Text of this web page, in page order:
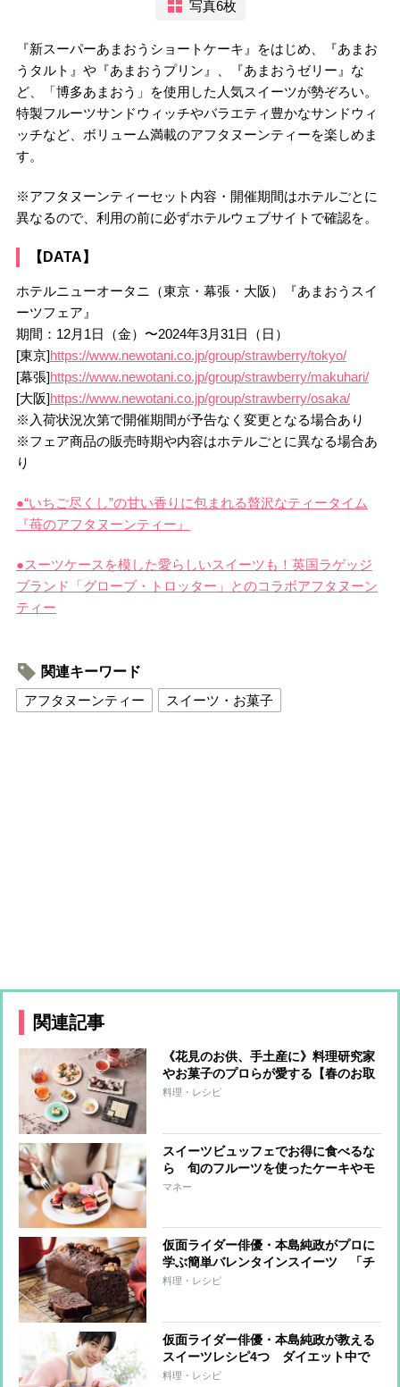
写真6枚
『新スーパーあまおうショートケーキ』をはじめ、『あまお
うタルト』や『あまおうプリン』、『あまおうゼリー』な
ど、「博多あまおう」を使用した人気スイーツが勢ぞろい。
特製フルーツサンドウィッチやバラエティ豊かなサンドウィ
ッチなど、ボリューム満載のアフタヌーンティーを楽しめま
す。
※アフタヌーンティーセット内容・開催期間はホテルごとに
異なるので、利用の前に必ずホテルウェブサイトで確認を。
【DATA】
ホテルニューオータニ（東京・幕張・大阪）『あまおうスイ
ーツフェア』
期間：12月1日（金）〜2024年3月31日（日）
[東京]https://www.newotani.co.jp/group/strawberry/tokyo/
[幕張]https://www.newotani.co.jp/group/strawberry/makuhari/
[大阪]https://www.newotani.co.jp/group/strawberry/osaka/
※入荷状況次第で開催期間が予告なく変更となる場合あり
※フェア商品の販売時期や内容はホテルごとに異なる場合あ
り
●“いちご尽くし”の甘い香りに包まれる贅沢なティータイム
『苺のアフタヌーンティー』
●スーツケースを模した愛らしいスイーツも！英国ラゲッジ
ブランド「グローブ・トロッター」とのコラボアフタヌーン
ティー
関連キーワード
アフタヌーンティー
スイーツ・お菓子
関連記事
《花見のお供、手土産に》料理研究家
やお菓子のプロらが愛する【春のお取
り寄せ】華やかな見た目と色合いで心
料理・レシピ
スイーツビュッフェでお得に食べるな
ら 旬のフルーツを使ったケーキやモ
ンブランを選ぶべし
マネー
仮面ライダー俳優・本島純政がプロに
学ぶ簡単バレンタインスイーツ 「チ
ョコバナナパウンドケーキ」と「生チ
料理・レシピ
仮面ライダー俳優・本島純政が教える
スイーツレシピ4つ ダイエット中で
も罪悪感なしのヘルシースイーツ満載
料理・レシピ